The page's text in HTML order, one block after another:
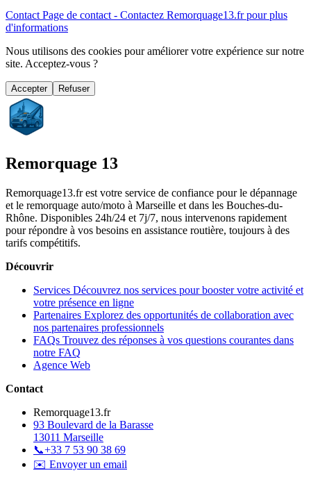
Contact Page de contact - Contactez Remorquage13.fr pour plus
d'informations
Nous utilisons des cookies pour améliorer votre expérience sur notre
site. Acceptez-vous ?
Accepter Refuser
Remorquage 13
Remorquage13.fr est votre service de confiance pour le dépannage
et le remorquage auto/moto à Marseille et dans les Bouches-du-
Rhône. Disponibles 24h/24 et 7j/7, nous intervenons rapidement
pour répondre à vos besoins en assistance routière, toujours à des
tarifs compétitifs.
Découvrir
Services Découvrez nos services pour booster votre activité et
votre présence en ligne
Partenaires Explorez des opportunités de collaboration avec
nos partenaires professionnels
FAQs Trouvez des réponses à vos questions courantes dans
notre FAQ
Agence Web
Contact
Remorquage13.fr
93 Boulevard de la Barasse
13011 Marseille
📞+33 7 53 90 38 69
✉️ Envoyer un email